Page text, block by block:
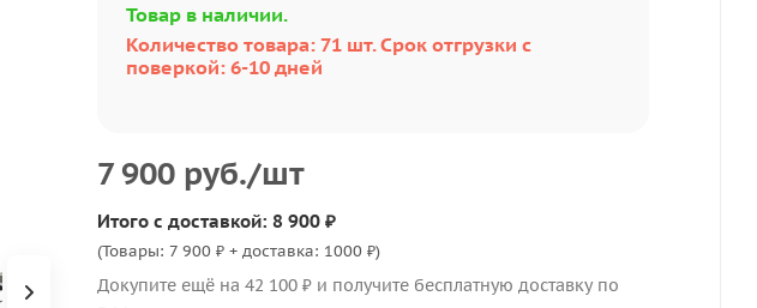
Товар в наличии.
Количество товара: 71 шт. Срок отгрузки с
поверкой: 6-10 дней
7 900 руб./шт
Итого с доставкой: 8 900 ₽
(Товары: 7 900 ₽ + доставка: 1000 ₽)
Докупите ещё на 42 100 ₽ и получите бесплатную доставку по